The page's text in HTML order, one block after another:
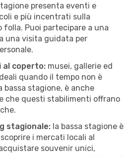
presenta eventi e
e più incentrati sulla
folla. Puoi partecipare a una
una visita guidata per
al coperto: musei, gallerie ed
quando il tempo non è
stagione, è anche
che questi stabilimenti offrano
stagionale: la bassa stagione è
i mercati locali al
souvenir unici,